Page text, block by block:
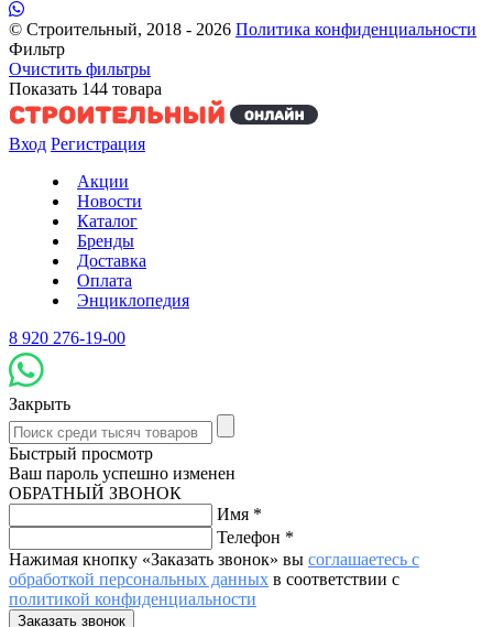
© Строительный, 2018 - 2026 Политика конфиденциальности
Фильтр
Очистить фильтры
Показать 144 товара
Вход Регистрация
Акции
Новости
Каталог
Бренды
Доставка
Оплата
Энциклопедия
8 920 276-19-00
Закрыть
Быстрый просмотр
Ваш пароль успешно изменен
ОБРАТНЫЙ ЗВОНОК
Имя *
Телефон *
Нажимая кнопку «Заказать звонок» вы соглашаетесь с
обработкой персональных данных в соответствии с
политикой конфиденциальности